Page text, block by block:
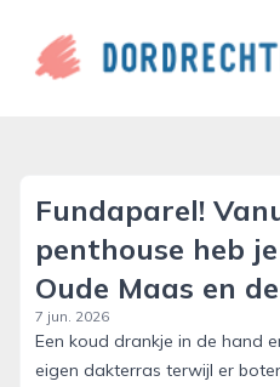
dordrechtnieuws.nl
Fundaparel!
penthouse heb
Oude Maas en
7 jun. 2026
Een koud drankje in de hand
eigen dakterras terwijl er